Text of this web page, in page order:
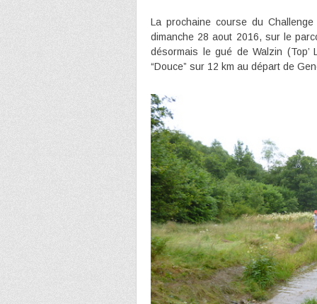
La prochaine course du
dimanche 28 aout 2016, sur le
désormais le gué de Walzin
“Douce” sur 12 km au départ de